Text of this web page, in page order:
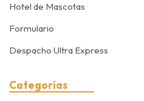
Hotel de Mascotas
Formulario
Despacho Ultra Express
Categorías